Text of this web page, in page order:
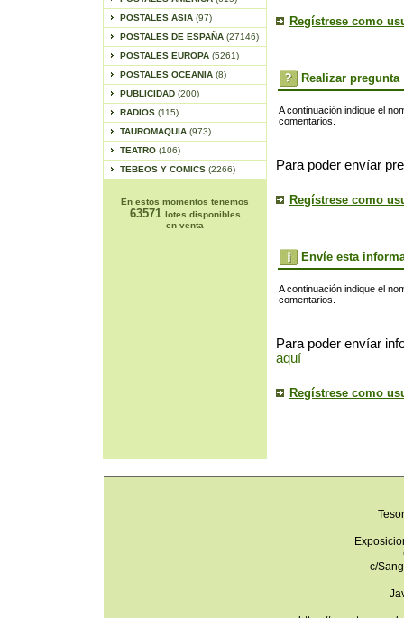
POSTALES ASIA (97)
POSTALES DE ESPAÑA (27146)
POSTALES EUROPA (5261)
POSTALES OCEANIA (8)
PUBLICIDAD (200)
RADIOS (115)
TAUROMAQUIA (973)
TEATRO (106)
TEBEOS Y COMICS (2266)
En estos momentos tenemos
63571 lotes disponibles
en venta
Regístrese como
Realizar pregunta
A continuación indique el
comentarios.
Para poder envíar
Regístrese como
Envíe esta
A continuación indique el
comentarios.
Para poder envíar
aquí
Regístrese como
c/